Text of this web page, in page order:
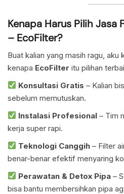
Kenapa Harus Pilih Jasa
– EcoFilter?
Buat kalian yang masih ragu, aku
kenapa EcoFilter itu pilihan
Konsultasi Gratis – Kalian
sebelum memutuskan.
Instalasi Profesional – Tim
kerja super rapi.
Teknologi Canggih – Filter
benar-benar efektif menyaring
Perawatan & Detox Pipa –
bisa bantu membersihkan pipa